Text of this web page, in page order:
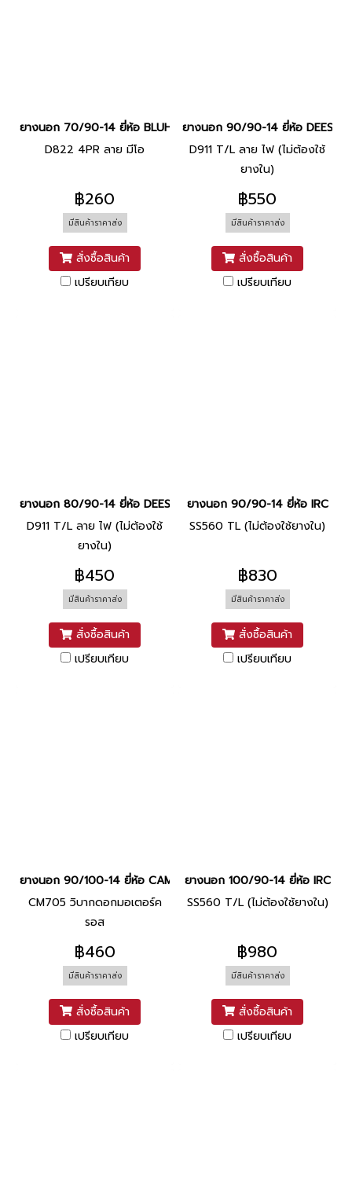
ยางนอก 70/90-14 ยี่ห้อ BLUHORSE
D822 4PR ลาย มีโอ
฿260
มีสินค้าราคาส่ง
สั่งซื้อสินค้า
เปรียบเทียบ
ยางนอก 90/90-14 ยี่ห้อ
D911 T/L ลาย ไฟ (ไม่ต้องใช้
ยางใน)
฿550
มีสินค้าราคาส่ง
สั่งซื้อสินค้า
เปรียบเทียบ
ยางนอก 80/90-14 ยี่ห้อ DEESTONE
D911 T/L ลาย ไฟ (ไม่ต้องใช้
ยางใน)
฿450
มีสินค้าราคาส่ง
สั่งซื้อสินค้า
เปรียบเทียบ
ยางนอก 90/90-14 ยี่ห้อ IRC
SS560 TL (ไม่ต้องใช้ยางใน)
฿830
มีสินค้าราคาส่ง
สั่งซื้อสินค้า
เปรียบเทียบ
ยางนอก 90/100-14 ยี่ห้อ CAMEL
CM705 วิบากดอกมอเตอร์ค
รอส
฿460
มีสินค้าราคาส่ง
สั่งซื้อสินค้า
เปรียบเทียบ
ยางนอก 100/90-14 ยี่ห้อ IRC
SS560 T/L (ไม่ต้องใช้ยางใน)
฿980
มีสินค้าราคาส่ง
สั่งซื้อสินค้า
เปรียบเทียบ